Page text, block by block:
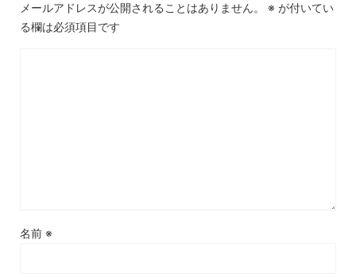
メールアドレスが公開されることはありません。 ※ が付いてい
る欄は必須項目です
名前 ※